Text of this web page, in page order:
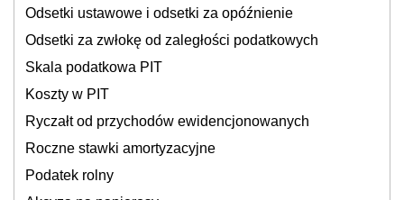
Odsetki ustawowe i odsetki za opóźnienie
Odsetki za zwłokę od zaległości podatkowych
Skala podatkowa PIT
Koszty w PIT
Ryczałt od przychodów ewidencjonowanych
Roczne stawki amortyzacyjne
Podatek rolny